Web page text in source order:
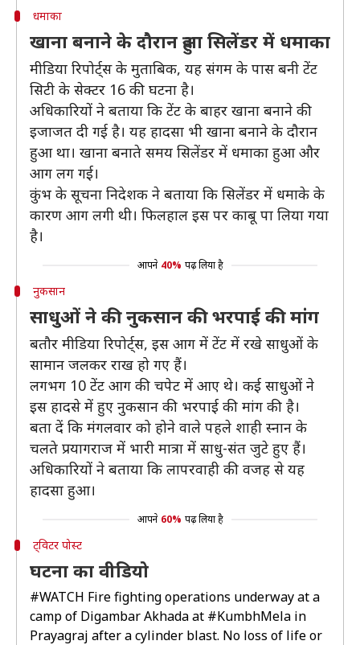
धमाका
खाना बनाने के दौरान हुआ सिलेंडर में धमाका
मीडिया रिपोर्ट्स के मुताबिक, यह संगम के पास बनी टेंट
सिटी के सेक्टर 16 की घटना है।
अधिकारियों ने बताया कि टेंट के बाहर खाना बनाने की
इजाजत दी गई है। यह हादसा भी खाना बनाने के दौरान
हुआ था। खाना बनाते समय सिलेंडर में धमाका हुआ और
आग लग गई।
कुंभ के सूचना निदेशक ने बताया कि सिलेंडर में धमाके के
कारण आग लगी थी। फिलहाल इस पर काबू पा लिया गया
है।
आपने 40% पढ़ लिया है
नुकसान
साधुओं ने की नुकसान की भरपाई की मांग
बतौर मीडिया रिपोर्ट्स, इस आग में टेंट में रखे साधुओं के
सामान जलकर राख हो गए हैं।
लगभग 10 टेंट आग की चपेट में आए थे। कई साधुओं ने
इस हादसे में हुए नुकसान की भरपाई की मांग की है।
बता दें कि मंगलवार को होने वाले पहले शाही स्नान के
चलते प्रयागराज में भारी मात्रा में साधु-संत जुटे हुए हैं।
अधिकारियों ने बताया कि लापरवाही की वजह से यह
हादसा हुआ।
आपने 60% पढ़ लिया है
ट्विटर पोस्ट
घटना का वीडियो
#WATCH Fire fighting operations underway at a
camp of Digambar Akhada at #KumbhMela in
Prayagraj after a cylinder blast. No loss of life or